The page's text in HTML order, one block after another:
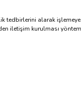
tedbirlerini alarak işlemeye
iletişim kurulması